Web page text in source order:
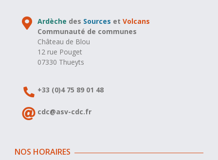
Ardèche des Sources etVolcans
Communauté de communes
Château de Blou
12 rue Pouget
07330 Thueyts
+33 (0)4 75 89 01 48
cdc@asv-cdc.fr
NOS HORAIRES